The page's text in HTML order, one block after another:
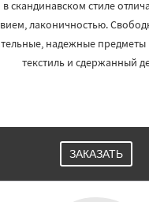
скандинавском стиле
лаконичностью.
надежные
текстиль и сдержанный
ЗАКАЗАТЬ